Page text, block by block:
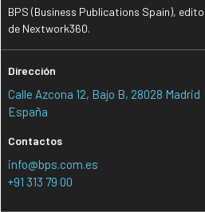
BPS (Business Publications Spain),
de Nextwork360.
Dirección
Calle Azcona 12, Bajo B, 28028 Madrid
España
Contactos
info@bps.com.es
+91 313 79 00